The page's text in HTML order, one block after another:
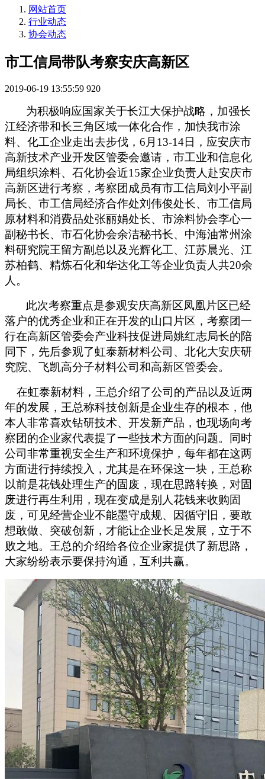
网站首页
行业动态
协会动态
市工信局带队考察安庆高新区
2019-06-19 13:55:59 920
为积极响应国家关于长江大保护战略，加强长
江经济带和长三角区域一体化合作，加快我市涂
料、化工企业走出去步伐， 6 月 13-14日，应安庆市
高新技术产业开发区管委会邀请，市工业和信息化
局组织涂料、石化协会近15家企业负责人赴安庆市
高新区进行考察，考察团成员有市工信局刘小平副
局长、市工信局经济合作处刘伟俊处长、市工信局
原材料和消费品处张丽娟处长、市涂料协会李心一
副秘书长、市石化协会余洁秘书长、中海油常州涂
料研究院王留方副总以及光辉化工、江苏晨光、江
苏柏鹤、精炼石化和华达化工等企业负责人共20余
人。
此次考察重点是参观安庆高新区凤凰片区已经
落户的优秀企业和正在开发的山口片区，考察团一
行在高新区管委会产业科技促进局姚红志局长的陪
同下，先后参观了虹泰新材料公司、北化大安庆研
究院、飞凯高分子材料公司和高新区管委会。
在虹泰新材料，王总介绍了公司的产品以及近两
年的发展，王总称科技创新是企业生存的根本，他
本人非常喜欢钻研技术、开发新产品，也现场向考
察团的企业家代表提了一些技术方面的问题。同时
公司非常重视安全生产和环境保护，每年都在这两
方面进行持续投入，尤其是在环保这一块，王总称
以前是花钱处理生产的固废，现在思路转换，对固
废进行再生利用，现在变成是别人花钱来收购固
废，可见经营企业不能墨守成规、因循守旧，要敢
想敢做、突破创新，才能让企业长足发展，立于不
败之地。王总的介绍给各位企业家提供了新思路，
大家纷纷表示要保持沟通，互利共赢。